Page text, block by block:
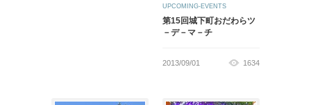
UPCOMING-EVENTS
第15回城下町おだわらツ
－デ－マ－チ
2013/09/01 1634